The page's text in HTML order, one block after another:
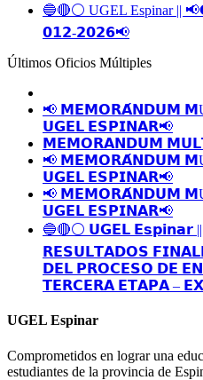
🔵🔴⚪️ UGEL Espinar
𝟬𝟭𝟮-𝟮𝟬𝟮𝟲📢
Últimos Oficios Múltiples
📢 𝗠𝗘𝗠𝗢𝗥𝗔́𝗡𝗗𝗨𝗠
𝗨𝗚𝗘𝗟 𝗘𝗦𝗣𝗜𝗡𝗔𝗥📢
𝗠𝗘𝗠𝗢𝗥𝗔𝗡𝗗𝗨𝗠
📢 𝗠𝗘𝗠𝗢𝗥𝗔́𝗡𝗗𝗨𝗠
𝗨𝗚𝗘𝗟 𝗘𝗦𝗣𝗜𝗡𝗔𝗥📢
📢 𝗠𝗘𝗠𝗢𝗥𝗔́𝗡𝗗𝗨𝗠
𝗨𝗚𝗘𝗟 𝗘𝗦𝗣𝗜𝗡𝗔𝗥📢
🔵🔴⚪️ 𝗨𝗚𝗘𝗟
𝗥𝗘𝗦𝗨𝗟𝗧𝗔𝗗𝗢𝗦
𝗗𝗘𝗟 𝗣𝗥𝗢𝗖𝗘𝗦𝗢 𝗗𝗘
𝗧𝗘𝗥𝗖𝗘𝗥𝗔 𝗘𝗧𝗔𝗣𝗔 –
UGEL Espinar
Comprometidos en lograr una
estudiantes de la provincia de